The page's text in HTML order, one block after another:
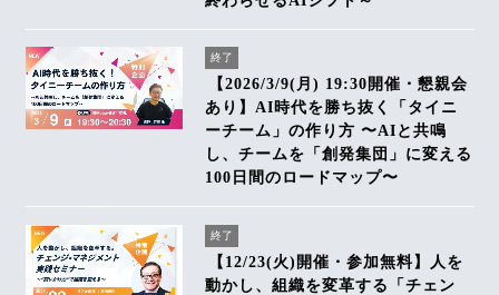
終了
【2026/3/9(月) 19:30開催・懇親会
あり】AI時代を勝ち抜く「タイニ
ーチーム」の作り方 〜AIと共鳴
し、チームを「創発集団」に変える
100日間のロードマップ〜
終了
【12/23(火)開催・参加無料】人を
動かし、組織を変革する「チェン